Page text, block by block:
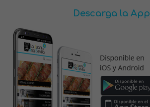
Descarga la App